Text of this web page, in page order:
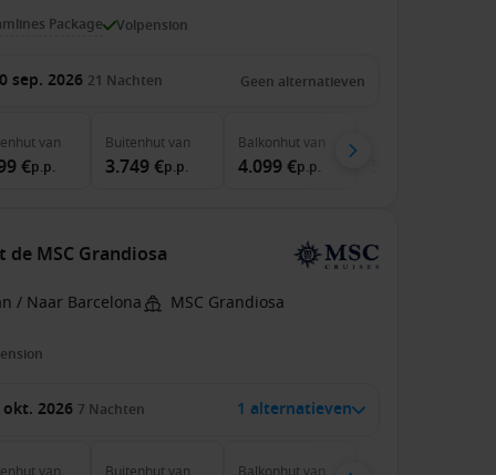
Package Volpension
sep. 2026 21 Nachten Geen alternatieven
van
€p.p.
Buitenhutvan
3.749 €p.p.
Balkonhutvan
4.099 €p.p.
MSC Grandiosa
/ Naar Barcelona MSC Grandiosa
okt. 2026 7 Nachten 1 alternatieven